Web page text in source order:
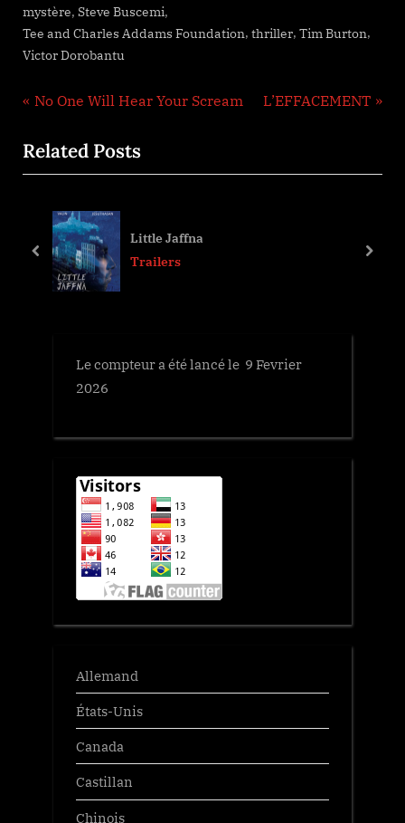
mystère, Steve Buscemi,
Tee and Charles Addams Foundation, thriller, Tim Burton,
Victor Dorobantu
Navigation
de
l’article
P
e
v
u
No One Will Hear Your Scream
N
t
L’EFFACEMENT
Related Posts
Little Jaffna
Trailers
prev next
Le compteur a été lancé le 9 Fevrier
2026
Allemand
États-Unis
Canada
Castillan
Chinois